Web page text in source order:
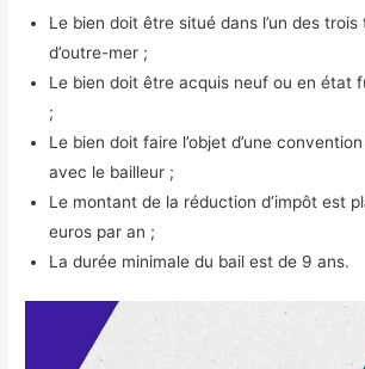
Le bien doit être situé dans l’un des
d’outre-mer ;
Le bien doit être acquis neuf ou en état
;
Le bien doit faire l’objet d’une
avec le bailleur ;
Le montant de la réduction d’impôt est
euros par an ;
La durée minimale du bail est de 9 ans.